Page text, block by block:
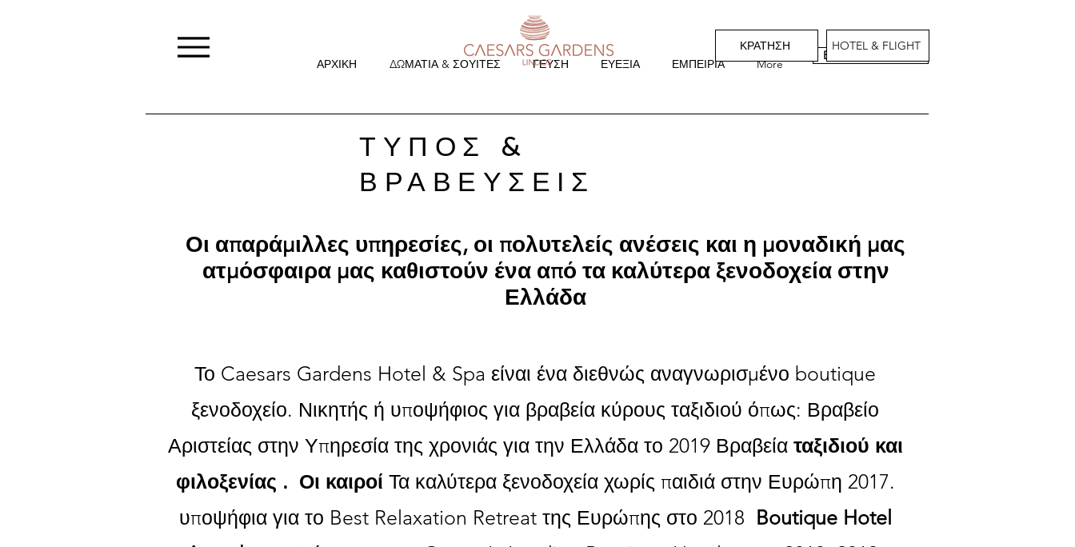
ΚΡΑΤΗΣΗ
HOTEL & FLIGHT
ΑΡΧΙΚΗ
ΔΩΜΑΤΙΑ & ΣΟΥΙΤΕΣ ΓΕΥΣΗ ΕΥΕΞΙΑ ΕΜΠΕΙΡΙΑ More
BOOK YOUR STAY
ΤΥΠΟΣ &
ΒΡΑΒΕΥΣΕΙΣ
Οι απαράμιλλες υπηρεσίες, οι πολυτελείς ανέσεις και η μοναδική μας
ατμόσφαιρα μας καθιστούν ένα από τα καλύτερα ξενοδοχεία στην
Ελλάδα
Το Caesars Gardens Hotel & Spa είναι ένα διεθνώς αναγνωρισμένο boutique
ξενοδοχείο. Νικητής ή υποψήφιος για βραβεία κύρους ταξιδιού όπως: Βραβείο
Αριστείας στην Υπηρεσία της χρονιάς για την Ελλάδα το 2019 Βραβεία ταξιδιού και
φιλοξενίας . Οι καιροί Τα καλύτερα ξενοδοχεία χωρίς παιδιά στην Ευρώπη 2017.
υποψήφια για το Best Relaxation Retreat της Ευρώπης στο 2018 Boutique Hotel